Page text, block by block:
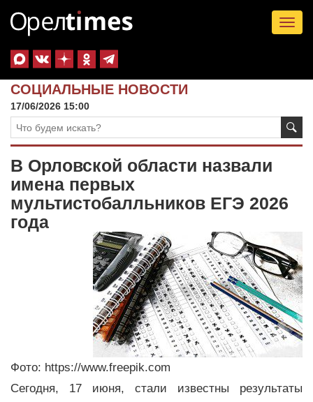
СОЦИАЛЬНЫЕ НОВОСТИ
17/06/2026 15:00
В Орловской области назвали
имена первых
мультистобалльников ЕГЭ 2026
года
Фото: https://www.freepik.com
Сегодня, 17 июня, стали известны результаты